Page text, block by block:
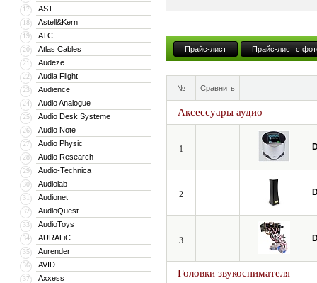
17 AST
18 Astell&Kern
19 ATC
20 Atlas Cables
21 Audeze
22 Audia Flight
23 Audience
24 Audio Analogue
25 Audio Desk Systeme
26 Audio Note
27 Audio Physic
28 Audio Research
29 Audio-Technica
30 Audiolab
31 Audionet
32 AudioQuest
33 AudioToys
34 AURALiC
35 Aurender
36 AVID
37 Axxess
свойствами. Эта головка на вид
сложнейшей следящей
Прайс-лист Прайс-лист с
№ Сравнить
Аксессуары аудио
1
2
3
Головки звукоснимателя